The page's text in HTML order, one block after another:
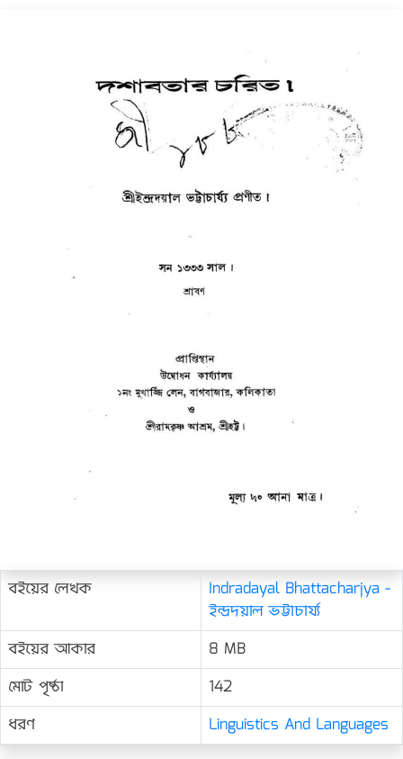
বইয়ের লেখক
Indradayal Bhattacharjya -
ইন্দ্রদয়াল ভট্টাচার্য্য
বইয়ের আকার
8 MB
মোট পৃষ্ঠা
142
ধরণ
Linguistics And Languages